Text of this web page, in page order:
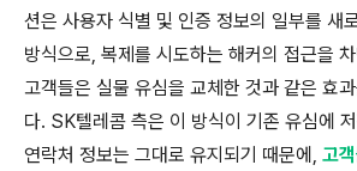
션은 사용자 식별 및 인증 정보의 일부를 새
방식으로, 복제를 시도하는 해커의 접근을
고객들은 실물 유심을 교체한 것과 같은 효
다. SK텔레콤 측은 이 방식이 기존 유심에
연락처 정보는 그대로 유지되기 때문에, 고